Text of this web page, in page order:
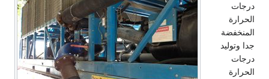
درجات
الحرارة
المنخفضة
جدا وتوليد
درجات
الحرارة